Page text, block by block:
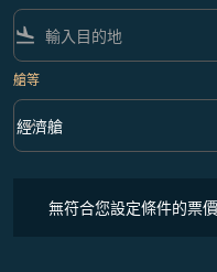
flight_land
艙等
艙等 option 經濟艙 Selected
經濟艙
keyboard_arrow_down
無符合您設定條件的票